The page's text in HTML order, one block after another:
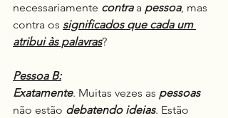
necessariamente contra a pessoa, mas
contra os significados que cada um
atribui às palavras?
Pessoa B:
Exatamente. Muitas vezes as pessoas
não estão debatendo ideias. Estão